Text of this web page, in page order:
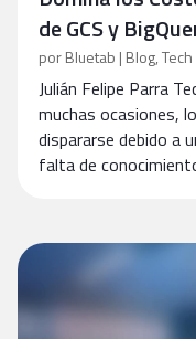
de GCS y
porBluetab | Blog,Tech
Julián Felipe Parra
muchas ocasiones,
dispararse debido a
falta de